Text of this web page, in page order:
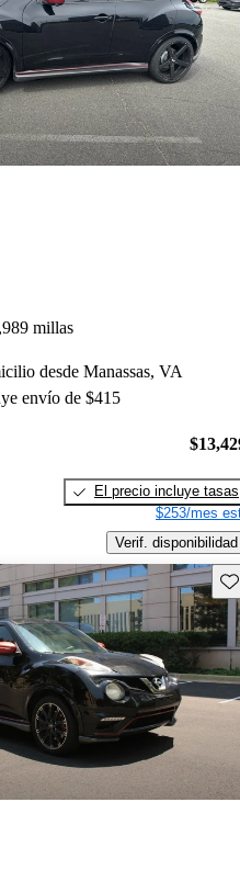
millas
desde Manassas, VA
envío de $415
El precio incluye tasas
$253/mes
Verif. disponibilidad